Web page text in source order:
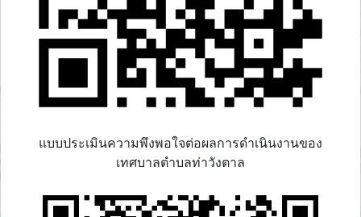
แบบประเมินความพึงพอใจต่อผลการดำเนินงานของ
เทศบาลตำบลท่าวังตาล